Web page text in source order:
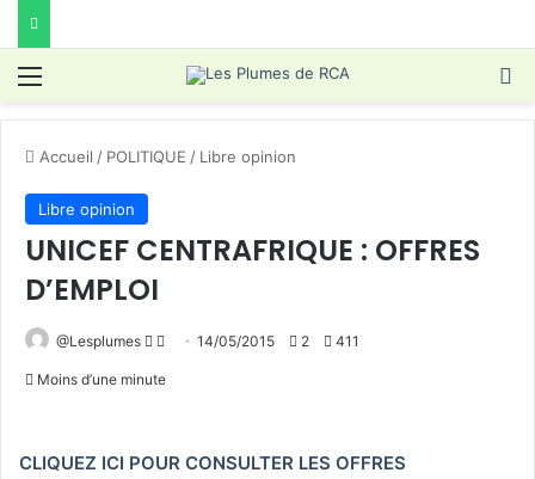
Menu
Accueil / POLITIQUE / Libre opinion
Libre opinion
UNICEF CENTRAFRIQUE : OFFRES
D’EMPLOI
@Lesplumes
Follow
Envoyer14/05/2015 2 411
Moins d’une minute
CLIQUEZ ICI POUR CONSULTER LES OFFRES